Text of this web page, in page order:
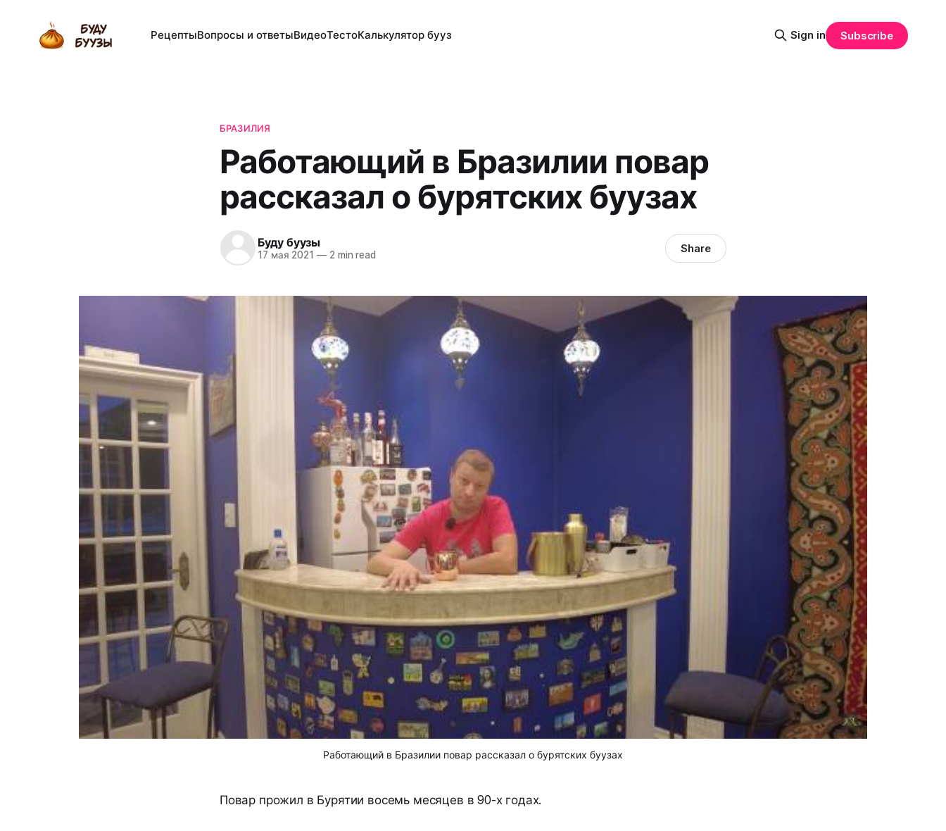
РецептыВопросы и ответыВидеоТестоКалькулятор бууз Sign in Subscribe
БРАЗИЛИЯ
Работающий в Бразилии повар
рассказал о бурятских буузах
Буду буузы
17 мая 2021 —2 min read Share
Работающий в Бразилии повар рассказал о бурятских буузах
Повар прожил в Бурятии восемь месяцев в 90-х годах.